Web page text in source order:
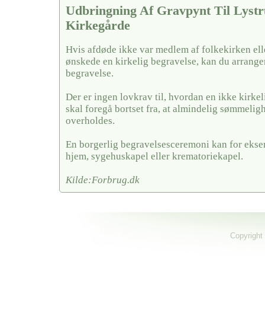
Udbringning Af Gravpynt Til
Kirkegårde
Hvis afdøde ikke var medlem af folkekirken
ønskede en kirkelig begravelse, kan du
begravelse.
Der er ingen lovkrav til, hvordan en ikke
skal foregå bortset fra, at almindelig
overholdes.
En borgerlig begravelsesceremoni kan for
hjem, sygehuskapel eller krematoriekapel.
Kilde:Forbrug.dk